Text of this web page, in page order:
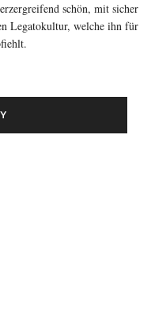
schön, mit sicher
Legatokultur, welche ihn für